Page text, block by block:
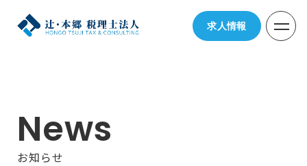
求人情報
News
お知らせ